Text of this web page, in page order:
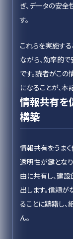
ぎ、データの安
す。
これらを実施する
ながら、効率的
です。読者がこの
になることが、本
情報共有を
構築
情報共有をうま
透明性が鍵とな
由に共有し、建
出します。信頼
ることに躊躇し
ん。